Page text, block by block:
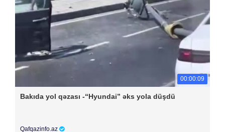
00:00:09
Bakıda yol qəzası -“Hyundai” əks yola düşdü
Qafqazinfo.az